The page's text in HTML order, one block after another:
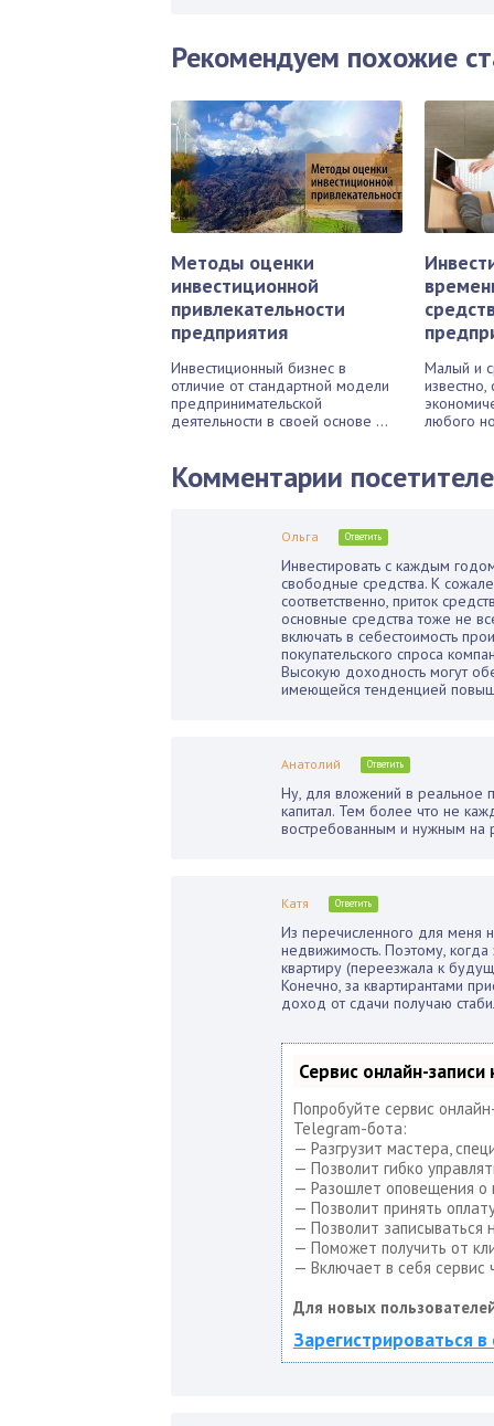
Рекомендуем похожие
Методы оценки
инвестиционной
привлекательности
предприятия
Инвестиционный бизнес в
отличие от стандартной модели
предпринимательской
деятельности в своей основе ...
Малый и
известно,
любого
Комментарии
Ольга Ответить
Инвестировать с каждым
свободные средства. К
соответственно, приток
основные средства тоже не
включать в себестоимость
покупательского спроса
Высокую доходность могут
имеющейся тенденцией
Анатолий Ответить
Ну, для вложений в реальное
капитал. Тем более что не
востребованным и нужным на
Катя Ответить
Из перечисленного для меня
недвижимость. Поэтому,
квартиру (переезжала к
Конечно, за квартирантами
доход от сдачи получаю
Сервис онлайн-
Попробуйте сервис
Telegram-бота:
— Разгрузит мастера,
— Позволит гибко
— Разошлет оповещения о
— Позволит принять
— Позволит записываться
— Поможет получить от
— Включает в себя сервис
Для новых
Зарегистрироваться в